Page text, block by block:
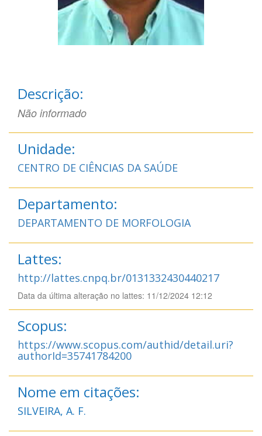
Descrição:
Não informado
Unidade:
CENTRO DE CIÊNCIAS DA SAÚDE
Departamento:
DEPARTAMENTO DE MORFOLOGIA
Lattes:
http://lattes.cnpq.br/0131332430440217
Data da última alteração no lattes: 11/12/2024 12:12
Scopus:
https://www.scopus.com/authid/detail.uri?
authorId=35741784200
Nome em citações:
SILVEIRA, A. F.